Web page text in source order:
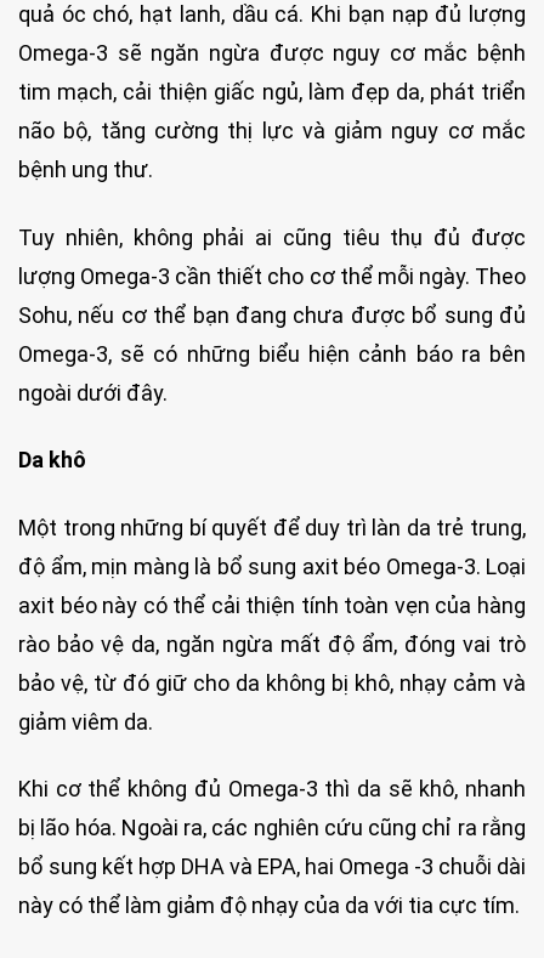
quả óc chó, hạt lanh, dầu cá. Khi bạn nạp đủ lượng
Omega-3 sẽ ngăn ngừa được nguy cơ mắc bệnh
tim mạch, cải thiện giấc ngủ, làm đẹp da, phát triển
não bộ, tăng cường thị lực và giảm nguy cơ mắc
bệnh ung thư.
Tuy nhiên, không phải ai cũng tiêu thụ đủ được
lượng Omega-3 cần thiết cho cơ thể mỗi ngày. Theo
Sohu, nếu cơ thể bạn đang chưa được bổ sung đủ
Omega-3, sẽ có những biểu hiện cảnh báo ra bên
ngoài dưới đây.
Da khô
Một trong những bí quyết để duy trì làn da trẻ trung,
độ ẩm, mịn màng là bổ sung axit béo Omega-3. Loại
axit béo này có thể cải thiện tính toàn vẹn của hàng
rào bảo vệ da, ngăn ngừa mất độ ẩm, đóng vai trò
bảo vệ, từ đó giữ cho da không bị khô, nhạy cảm và
giảm viêm da.
Khi cơ thể không đủ Omega-3 thì da sẽ khô, nhanh
bị lão hóa. Ngoài ra, các nghiên cứu cũng chỉ ra rằng
bổ sung kết hợp DHA và EPA, hai Omega -3 chuỗi dài
này có thể làm giảm độ nhạy của da với tia cực tím.